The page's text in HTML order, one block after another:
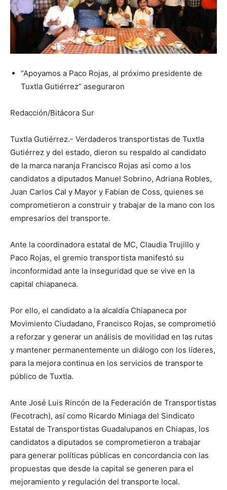
“Apoyamos a Paco Rojas, al próximo presidente de
Tuxtla Gutiérrez” aseguraron
Redacción/Bitácora Sur
Tuxtla Gutiérrez.- Verdaderos transportistas de Tuxtla
Gutiérrez y del estado, dieron su respaldo al candidato
de la marca naranja Francisco Rojas así como a los
candidatos a diputados Manuel Sobrino, Adriana Robles,
Juan Carlos Cal y Mayor y Fabian de Coss, quienes se
comprometieron a construir y trabajar de la mano con los
empresarios del transporte.
Ante la coordinadora estatal de MC, Claudia Trujillo y
Paco Rojas, el gremio transportista manifestó su
inconformidad ante la inseguridad que se vive en la
capital chiapaneca.
Por ello, el candidato a la alcaldía Chiapaneca por
Movimiento Ciudadano, Francisco Rojas, se comprometió
a reforzar y generar un análisis de movilidad en las rutas
y mantener permanentemente un diálogo con los líderes,
para la mejora continua en los servicios de transporte
público de Tuxtla.
Ante José Luis Rincón de la Federación de Transportistas
(Fecotrach), así como Ricardo Miniaga del Sindicato
Estatal de Transportistas Guadalupanos en Chiapas, los
candidatos a diputados se comprometieron a trabajar
para generar políticas públicas en concordancia con las
propuestas que desde la capital se generen para el
mejoramiento y regulación del transporte local.